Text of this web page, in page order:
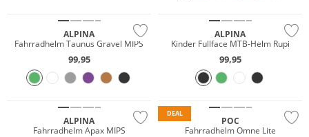
ALPINA
Fahrradhelm Taunus Gravel MIPS
99,95
ALPINA
Kinder Fullface MTB-Helm Rupi
99,95
ALPINA
Fahrradhelm Apax MIPS
DEAL
POC
Fahrradhelm Omne Lite